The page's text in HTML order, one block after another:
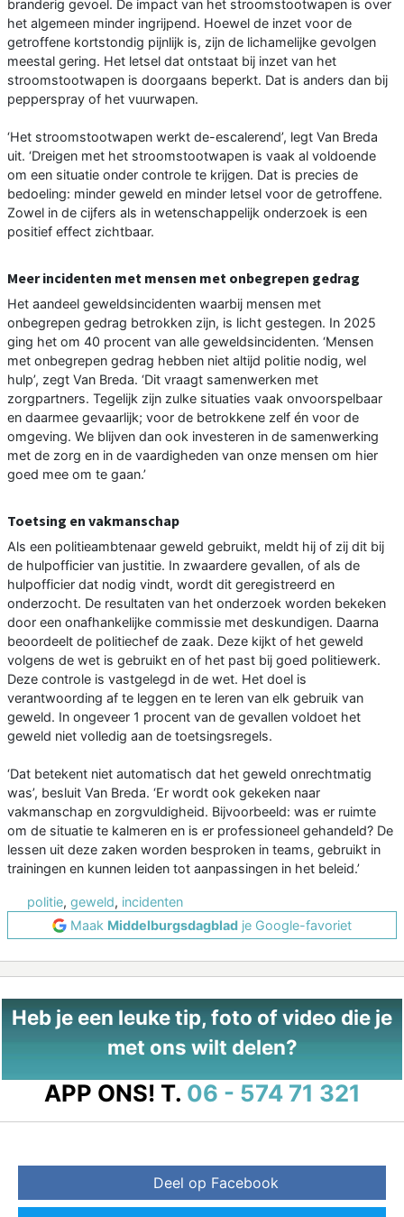
branderig gevoel. De impact van het stroomstootwapen is over
het algemeen minder ingrijpend. Hoewel de inzet voor de
getroffene kortstondig pijnlijk is, zijn de lichamelijke gevolgen
meestal gering. Het letsel dat ontstaat bij inzet van het
stroomstootwapen is doorgaans beperkt. Dat is anders dan bij
pepperspray of het vuurwapen.
‘Het stroomstootwapen werkt de-escalerend’, legt Van Breda
uit. ‘Dreigen met het stroomstootwapen is vaak al voldoende
om een situatie onder controle te krijgen. Dat is precies de
bedoeling: minder geweld en minder letsel voor de getroffene.
Zowel in de cijfers als in wetenschappelijk onderzoek is een
positief effect zichtbaar.
Meer incidenten met mensen met onbegrepen gedrag
Het aandeel geweldsincidenten waarbij mensen met
onbegrepen gedrag betrokken zijn, is licht gestegen. In 2025
ging het om 40 procent van alle geweldsincidenten. ‘Mensen
met onbegrepen gedrag hebben niet altijd politie nodig, wel
hulp’, zegt Van Breda. ‘Dit vraagt samenwerken met
zorgpartners. Tegelijk zijn zulke situaties vaak onvoorspelbaar
en daarmee gevaarlijk; voor de betrokkene zelf én voor de
omgeving. We blijven dan ook investeren in de samenwerking
met de zorg en in de vaardigheden van onze mensen om hier
goed mee om te gaan.’
Toetsing en vakmanschap
Als een politieambtenaar geweld gebruikt, meldt hij of zij dit bij
de hulpofficier van justitie. In zwaardere gevallen, of als de
hulpofficier dat nodig vindt, wordt dit geregistreerd en
onderzocht. De resultaten van het onderzoek worden bekeken
door een onafhankelijke commissie met deskundigen. Daarna
beoordeelt de politiechef de zaak. Deze kijkt of het geweld
volgens de wet is gebruikt en of het past bij goed politiewerk.
Deze controle is vastgelegd in de wet. Het doel is
verantwoording af te leggen en te leren van elk gebruik van
geweld. In ongeveer 1 procent van de gevallen voldoet het
geweld niet volledig aan de toetsingsregels.
‘Dat betekent niet automatisch dat het geweld onrechtmatig
was’, besluit Van Breda. ‘Er wordt ook gekeken naar
vakmanschap en zorgvuldigheid. Bijvoorbeeld: was er ruimte
om de situatie te kalmeren en is er professioneel gehandeld? De
lessen uit deze zaken worden besproken in teams, gebruikt in
trainingen en kunnen leiden tot aanpassingen in het beleid.’
politie, geweld, incidenten
Maak Middelburgsdagblad je Google-favoriet
Heb je een leuke tip, foto of video die je
met ons wilt delen?
APP ONS! T. 06 - 574 71 321
Deel op Facebook